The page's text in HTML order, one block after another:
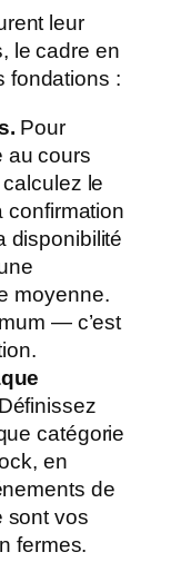
leur
le cadre en
fondations :
Pour
au cours
le
confirmation
disponibilité
moyenne.
— c’est
Définissez
catégorie
en
de
sont vos
fermes.